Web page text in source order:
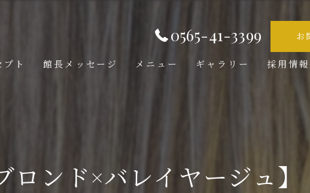
0565-41-3399 お
プト 館長メッセージ メニュー ギャラリー 採用情報
ロンド×バレイヤージュ】